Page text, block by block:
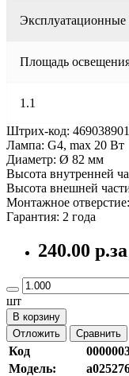
Эксплуатационные
Площадь
1.1
Штрих-код:
Лампа: G4, max 20 Вт
Диаметр: Ø 82 мм
Высота внутренней
Высота внешней
Монтажное
Гарантия: 2 года
240.00 р.
шт
В корзину
Отложить
Сравнить
Код
Модель: